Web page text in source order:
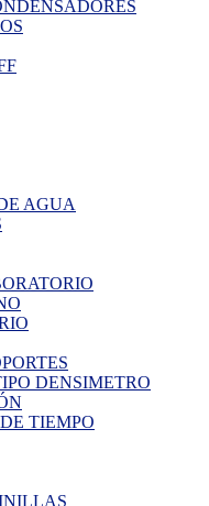
AGUA
DENSIMETRO
TIEMPO